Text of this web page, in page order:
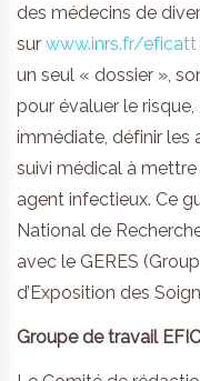
des médecins de
sur www.inrs.fr/eficatt
un seul « dossier »,
pour évaluer le
immédiate, définir les
suivi médical à mettre
agent infectieux. Ce
National de
avec le GERES
d’Exposition des
Groupe de travail